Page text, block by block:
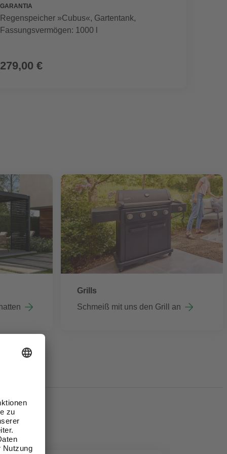
GARANTIA
Regenspeicher »Cubus«, Gartentank,
Fassungsvermögen: 1000 l
279,00 €
Grills
Schmeiß mit uns den Grill an